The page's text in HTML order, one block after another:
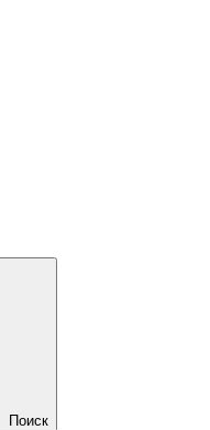
Поиск